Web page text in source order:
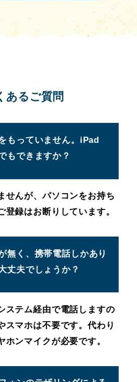
あるご質問
もっていません。iPad
もできますか？
せんが、パソコンをお持ち
登録はお断りしています。
無く、携帯電話しかあり
丈夫でしょうか？
ステム経由で電話しますの
スマホは不要です。代わり
ホンマイクが必要です。